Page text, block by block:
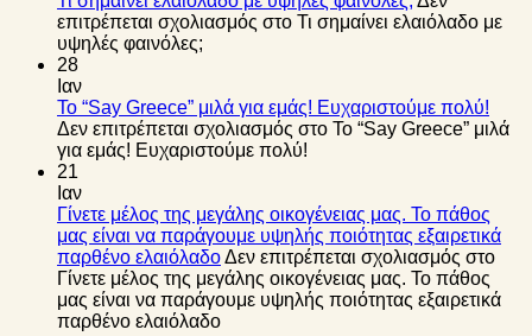
επιτρέπεται σχολιασμός στο Τι σημαίνει ελαιόλαδο με
υψηλές φαινόλες;
28
Ιαν
Το “Say Greece” μιλά για εμάς! Ευχαριστούμε πολύ!
Δεν επιτρέπεται σχολιασμός στο Το “Say Greece” μιλά
για εμάς! Ευχαριστούμε πολύ!
21
Ιαν
Γίνετε μέλος της μεγάλης οικογένειας μας. Το πάθος
μας είναι να παράγουμε υψηλής ποιότητας εξαιρετικά
παρθένο ελαιόλαδοΔεν επιτρέπεται σχολιασμός στο
Γίνετε μέλος της μεγάλης οικογένειας μας. Το πάθος
μας είναι να παράγουμε υψηλής ποιότητας εξαιρετικά
παρθένο ελαιόλαδο